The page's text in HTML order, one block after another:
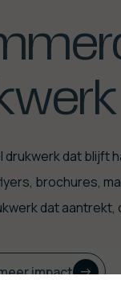
drukwerk dat blijft
brochures,
dat
impact